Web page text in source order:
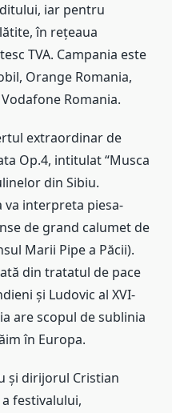
iar pentru
în reţeaua
TVA. Campania este
Orange Romania,
Romania.
extraordinar de
Op.4, intitulat “Musca
din Sibiu.
va interpreta piesa-
de grand calumet de
Marii Pipe a Păcii).
din tratatul de pace
și Ludovic al XVI-
are scopul de sublinia
în Europa.
și dirijorul Cristian
festivalului,